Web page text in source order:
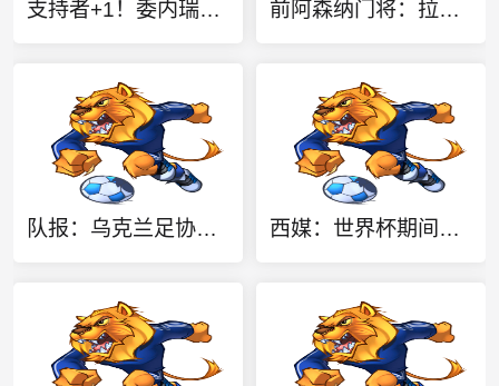
支持者+1！委内瑞拉足协声明：依然相信因凡蒂诺有能力领导FIFA 前阿森纳门将：拉亚是英超最佳，却也是世界最不幸运的门将
队报：乌克兰足协完全支持欧足联，反对因凡蒂诺缺乏透明度的计划 西媒：世界杯期间针对梅西的恐袭威胁最多，多人扬言要炸弹袭击